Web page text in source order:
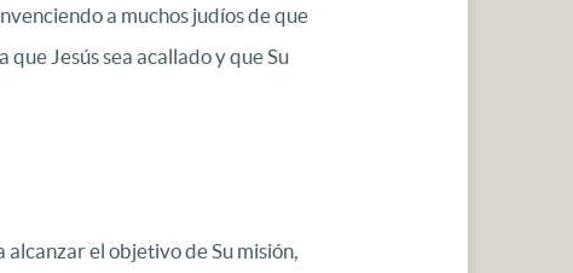
a muchos judíos de que
Jesús sea acallado y que Su
alcanzar el objetivo de Su misión,